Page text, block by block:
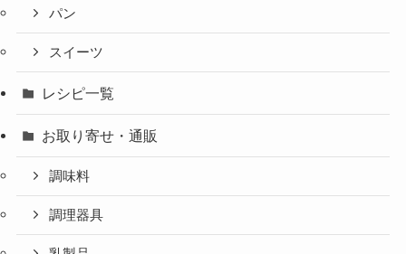
パン
スイーツ
レシピ一覧
お取り寄せ・通販
調味料
調理器具